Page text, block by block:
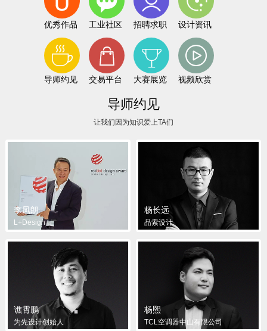
优秀作品 工业社区 招聘求职 设计资讯
导师约见 交易平台 大赛展览 视频欣赏
导师约见
让我们因为知识爱上TA们
李凤朗
L+Design
杨长远
品索设计
谯霄鹏
为先设计创始人
杨熙
TCL空调器中山有限公司